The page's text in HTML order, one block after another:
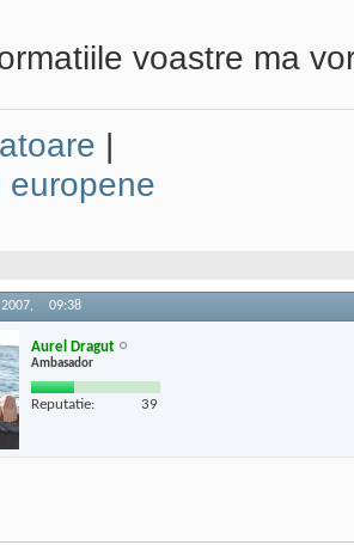
voastre ma
|
europene
09:38
Aurel Dragut
Ambasador
Reputatie: 39